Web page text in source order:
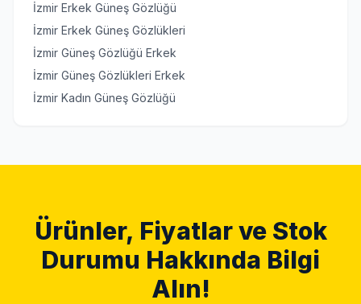
İzmir Erkek Güneş Gözlüğü
İzmir Erkek Güneş Gözlükleri
İzmir Güneş Gözlüğü Erkek
İzmir Güneş Gözlükleri Erkek
İzmir Kadın Güneş Gözlüğü
Ürünler, Fiyatlar ve Stok
Durumu Hakkında Bilgi
Alın!